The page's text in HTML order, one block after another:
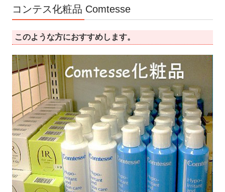
コンテス化粧品 Comtesse
このような方におすすめします。